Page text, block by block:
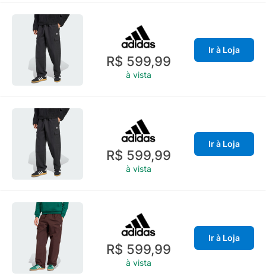
R$ 599,99
à vista
Ir à Loja
R$ 599,99
à vista
Ir à Loja
R$ 599,99
à vista
Ir à Loja